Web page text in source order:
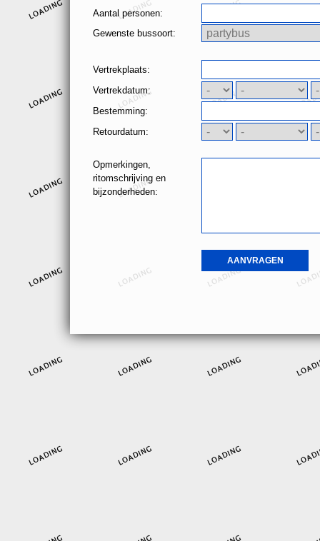
Aantal personen:
Gewenste bussoort:
Vertrekplaats:
Vertrekdatum:
Bestemming:
Retourdatum:
Opmerkingen,
ritomschrijving en
bijzonderheden: